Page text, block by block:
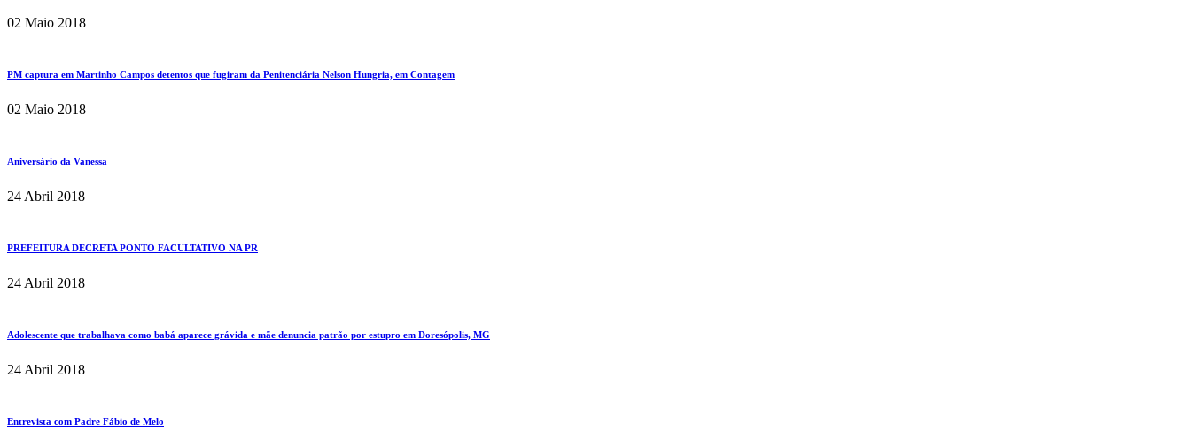
02 Maio 2018
PM captura em Martinho Campos detentos que fugiram da Penitenciária Nelson Hungria, em Contagem
02 Maio 2018
Aniversário da Vanessa
24 Abril 2018
PREFEITURA DECRETA PONTO FACULTATIVO NA PR
24 Abril 2018
Adolescente que trabalhava como babá aparece grávida e mãe denuncia patrão por estupro em Doresópolis, MG
24 Abril 2018
Entrevista com Padre Fábio de Melo